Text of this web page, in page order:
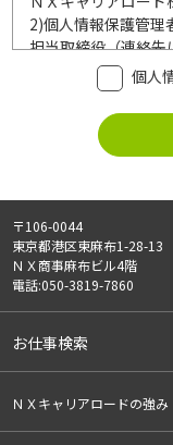
2)個人情報保護管理
担当取締役（連絡
利用目的：
ご記入頂いた個人
利用いたします。
有料職業紹介事業
・請負事業
ご記入頂いた個人情
人様の同意なく、
5)外部の委託：
ご記入頂いた個人
個人
〒106-0044
東京都港区東麻布1-28-13
ＮＸ商事麻布ビル4階
電話:050-3819-7860
お仕事検索
ＮＸキャリアロードの強み